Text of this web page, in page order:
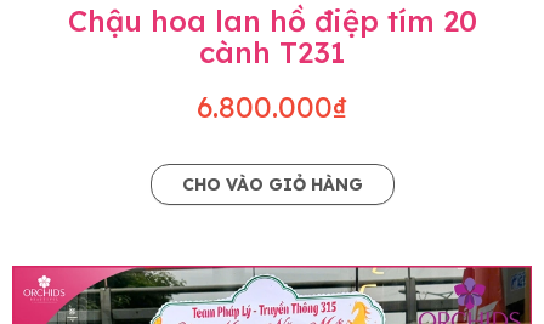
Chậu hoa lan hồ điệp tím 20
cành T231
6.800.000₫
CHO VÀO GIỎ HÀNG